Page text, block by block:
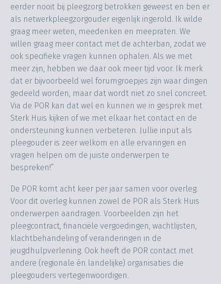
eerder nooit bij pleegzorg betrokken geweest en ben er
als netwerkpleegzorgouder eigenlijk ingerold. Ik wilde
graag meer weten, meedenken en meepraten. We
willen graag meer contact met de achterban, zodat we
ook specifieke vragen kunnen ophalen. Als we met
meer zijn, hebben we daar ook meer tijd voor. Ik merk
dat er bijvoorbeeld wel forumgroepjes zijn waar dingen
gedeeld worden, maar dat wordt niet zo snel concreet.
Via de POR kan dat wel en kunnen we in gesprek met
Sterk Huis kijken of we met elkaar het contact en de
ondersteuning kunnen verbeteren. Jullie input als
pleegouder is zeer welkom en alle ervaringen en
vragen helpen om de juiste onderwerpen te
bespreken!”
De POR komt acht keer per jaar samen voor overleg.
Voor dit overleg kunnen zowel de POR als Sterk Huis
onderwerpen aandragen. Voorbeelden zijn het
pleegcontract, financiële vergoedingen, wachtlijsten,
klachtbehandeling of veranderingen in de
jeugdhulpverlening. Ook heeft de POR contact met
andere (regionale én landelijke) organisaties die
pleegouders vertegenwoordigen.